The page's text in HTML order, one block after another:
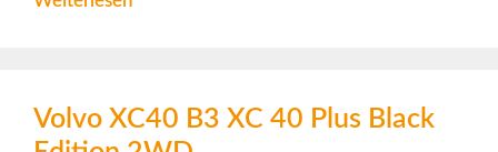
Volvo XC40 B3 XC 40 Plus Black